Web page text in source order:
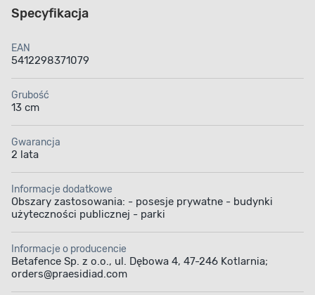
Specyfikacja
EAN
5412298371079
Grubość
13 cm
Gwarancja
2 lata
Informacje dodatkowe
Obszary zastosowania: - posesje prywatne - budynki
użyteczności publicznej - parki
Informacje o producencie
Betafence Sp. z o.o., ul. Dębowa 4, 47-246 Kotlarnia;
orders@praesidiad.com